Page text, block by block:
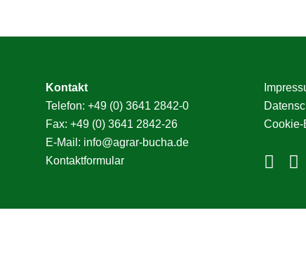
Kontakt
Telefon: +49 (0) 3641 2842-0
Fax: +49 (0) 3641 2842-26
E-Mail: info@agrar-bucha.de
Kontaktformular
Cookie-